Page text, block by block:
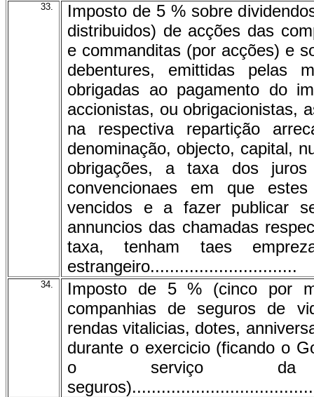
33.
Imposto de 5 % sobre
distribuidos) de acções das
e commanditas (por acções) e
debentures, emittidas pelas
obrigadas ao pagamento do
accionistas, ou obrigacionistas,
na respectiva repartição
denominação, objecto, capital,
obrigações, a taxa dos
convencionaes em que
vencidos e a fazer publicar
annuncios das chamadas
taxa, tenham taes
estrangeiro..............................
34.
Imposto de 5 % (cinco por
companhias de seguros de
rendas vitalicias, dotes,
durante o exercicio (ficando o
o serviço da